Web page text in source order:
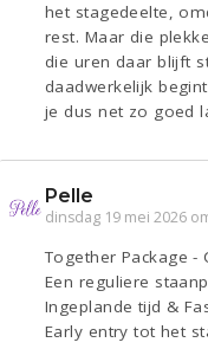
het stagedeelte,
rest. Maar die
die uren daar blijft
daadwerkelijk
je dus net zo goed
Pelle
dinsdag 19 mei 2026
Together Package -
Een reguliere
Ingeplande tijd &
Early entry tot het